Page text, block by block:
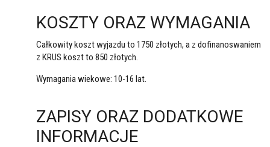
KOSZTY ORAZ WYMAGANIA
Całkowity koszt wyjazdu to 1750 złotych, a z dofinanoswaniem
z KRUS koszt to 850 złotych.
Wymagania wiekowe: 10-16 lat.
ZAPISY ORAZ DODATKOWE
INFORMACJE